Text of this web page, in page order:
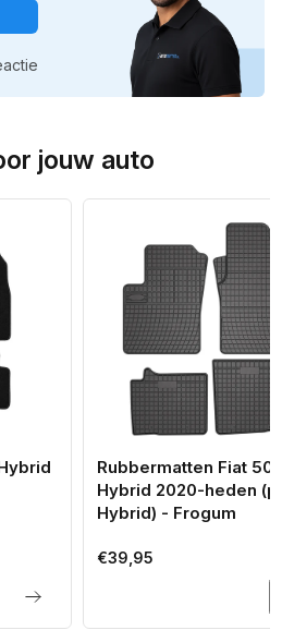
jouw auto
Rubbermatten Fiat
Hybrid 2020-heden
Hybrid) - Frogum
Normale
€39,95